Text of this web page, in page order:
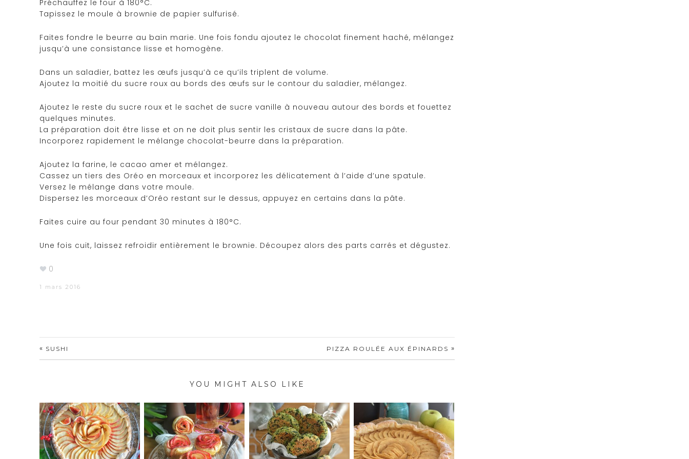
Préchauffez le four à 180°C.
Tapissez le moule à brownie de papier sulfurisé.
Faites fondre le beurre au bain marie. Une fois fondu ajoutez le chocolat finement haché, mélangez
jusqu’à une consistance lisse et homogène.
Dans un saladier, battez les œufs jusqu’à ce qu’ils triplent de volume.
Ajoutez la moitié du sucre roux au bords des œufs sur le contour du saladier, mélangez.
Ajoutez le reste du sucre roux et le sachet de sucre vanille à nouveau autour des bords et fouettez
quelques minutes.
La préparation doit être lisse et on ne doit plus sentir les cristaux de sucre dans la pâte.
Incorporez rapidement le mélange chocolat-beurre dans la préparation.
Ajoutez la farine, le cacao amer et mélangez.
Cassez un tiers des Oréo en morceaux et incorporez les délicatement à l’aide d’une spatule.
Versez le mélange dans votre moule.
Dispersez les morceaux d’Oréo restant sur le dessus, appuyez en certains dans la pâte.
Faites cuire au four pendant 30 minutes à 180°C.
Une fois cuit, laissez refroidir entièrement le brownie. Découpez alors des parts carrés et dégustez.
0
1 mars 2016
« SUSHI PIZZA ROULÉE AUX ÉPINARDS »
YOU MIGHT ALSO LIKE